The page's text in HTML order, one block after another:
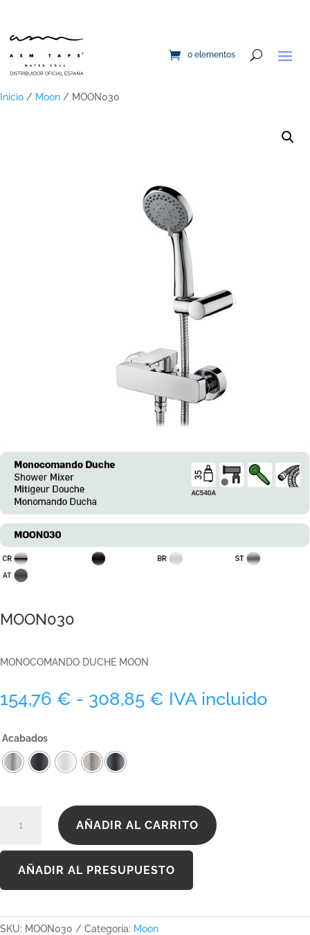
0 elementos
Inicio / Moon / MOON030
MOON030
MONOCOMANDO DUCHE MOON
154,76 € - 308,85 € Rango
IVA incluido
Acabados
cantidad
AÑADIR AL CARRITO
AÑADIR AL PRESUPUESTO
SKU: MOON030 Categoría: Moon